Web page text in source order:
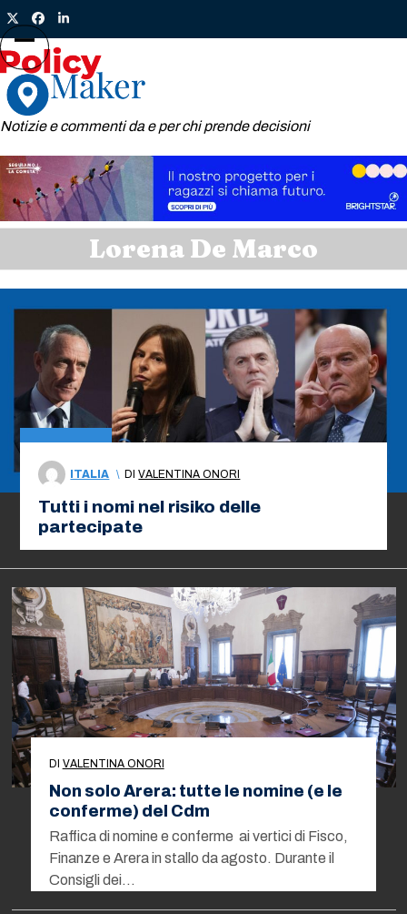
Skip
to
content
TwitterFacebook
LinkedIn
Notizie e commenti da e per chi prende decisioni
Open
mobile
menu
Close
mobile
menu
Lorena De Marco
ITALIA \ DIVALENTINA ONORI
Tutti i nomi nel risiko delle
partecipate
DI VALENTINA ONORI
Non solo Arera: tutte le nomine (e le
conferme) del Cdm
Raffica di nomine e conferme ai vertici di Fisco,
Finanze e Arera in stallo da agosto. Durante il
Consigli dei…